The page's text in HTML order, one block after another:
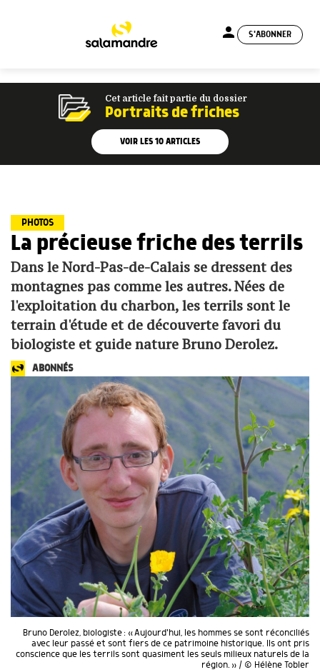
person S'ABONNER
Cet article fait partie du dossier
Portraits de friches
VOIR LES 10 ARTICLES
PHOTOS
La précieuse friche des terrils
Dans le Nord-Pas-de-Calais se dressent des
montagnes pas comme les autres. Nées de
l'exploitation du charbon, les terrils sont le
terrain d'étude et de découverte favori du
biologiste et guide nature Bruno Derolez.
ABONNÉS
Bruno Derolez, biologiste : « Aujourd'hui, les hommes se sont réconciliés
avec leur passé et sont fiers de ce patrimoine historique. Ils ont pris
conscience que les terrils sont quasiment les seuls milieux naturels de la
région. » / © Hélène Tobler